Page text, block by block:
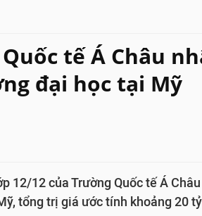
tế Á Châu
đại học tại Mỹ
12/12 của Trường Quốc tế Á
tổng trị giá ước tính khoảng 20